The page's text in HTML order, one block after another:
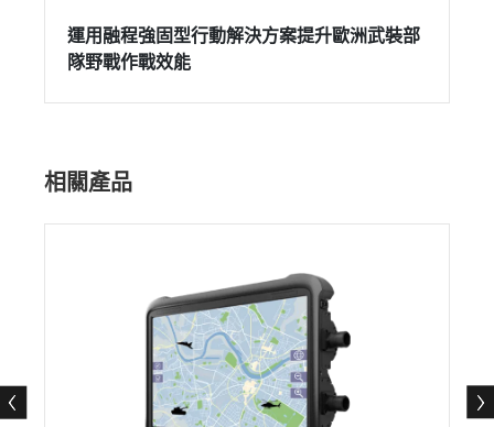
運用融程強固型行動解決方案提升歐洲武裝部
隊野戰作戰效能
相關產品